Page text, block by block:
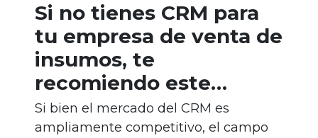
Si no tienes CRM para
tu empresa de venta de
insumos, te
recomiendo este…
Si bien el mercado del CRM es
ampliamente competitivo, el campo